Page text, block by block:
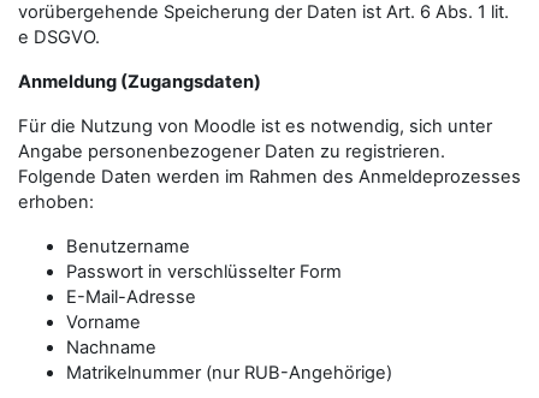
vorübergehende Speicherung der Daten ist Art. 6 Abs. 1 lit.
e DSGVO.
Anmeldung (Zugangsdaten)
Für die Nutzung von Moodle ist es notwendig, sich unter
Angabe personenbezogener Daten zu registrieren.
Folgende Daten werden im Rahmen des Anmeldeprozesses
erhoben:
Benutzername
Passwort in verschlüsselter Form
E-Mail-Adresse
Vorname
Nachname
Matrikelnummer (nur RUB-Angehörige)